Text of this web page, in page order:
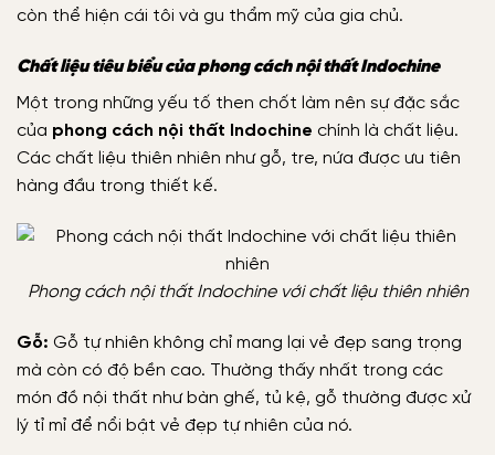
còn thể hiện cái tôi và gu thẩm mỹ của gia chủ.
Chất liệu tiêu biểu của phong cách nội thất Indochine
Một trong những yếu tố then chốt làm nên sự đặc sắc
của phong cách nội thất Indochine chính là chất liệu.
Các chất liệu thiên nhiên như gỗ, tre, nứa được ưu tiên
hàng đầu trong thiết kế.
Phong cách nội thất Indochine với chất liệu thiên nhiên
Gỗ: Gỗ tự nhiên không chỉ mang lại vẻ đẹp sang trọng
mà còn có độ bền cao. Thường thấy nhất trong các
món đồ nội thất như bàn ghế, tủ kệ, gỗ thường được xử
lý tỉ mỉ để nổi bật vẻ đẹp tự nhiên của nó.